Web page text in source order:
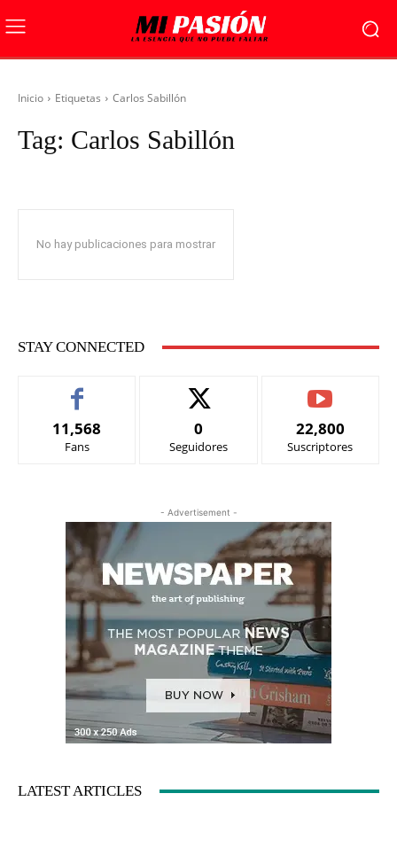
Inicio Etiquetas Carlos Sabillón
Tag: Carlos Sabillón
No hay publicaciones para mostrar
STAY CONNECTED
11,568
Fans
0
Seguidores
22,800
Suscriptores
- Advertisement -
LATEST ARTICLES